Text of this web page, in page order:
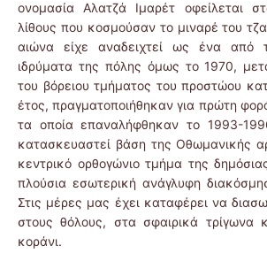
ονομασία Αλατζά Ιμαρέτ οφείλεται
λίθους που κοσμούσαν το μιναρέ του
αιώνα είχε αναδειχτεί ως ένα από
ιδρύματα της πόλης όμως το 1970,
του βόρειου τμήματος του προστώου
έτος, πραγματοποιήθηκαν για πρώτη
τα οποία επαναλήφθηκαν το 1993-
κατασκευαστεί βάση της Οθωμανικής
κεντρικό ορθογώνιο τμήμα της
πλούσια εσωτερική ανάγλυφη
Στις μέρες μας έχει καταφέρει να
στους θόλους, στα σφαιρικά τρίγωνα
κοράνι.